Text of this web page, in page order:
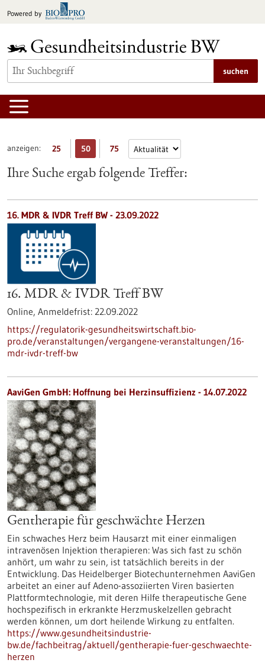
Inhalt
Powered by
suchen
anzeigen: 25 50 75
Ihre Suche ergab folgende Treffer:
16. MDR & IVDR Treff BW - 23.09.2022
16. MDR & IVDR Treff BW
Online, Anmeldefrist: 22.09.2022
https://regulatorik-gesundheitswirtschaft.bio-
pro.de/veranstaltungen/vergangene-veranstaltungen/16-
mdr-ivdr-treff-bw
AaviGen GmbH: Hoffnung bei Herzinsuffizienz - 14.07.2022
Gentherapie für geschwächte Herzen
Ein schwaches Herz beim Hausarzt mit einer einmaligen
intravenösen Injektion therapieren: Was sich fast zu schön
anhört, um wahr zu sein, ist tatsächlich bereits in der
Entwicklung. Das Heidelberger Biotechunternehmen AaviGen
arbeitet an einer auf Adeno-assoziierten Viren basierten
Plattformtechnologie, mit deren Hilfe therapeutische Gene
hochspezifisch in erkrankte Herzmuskelzellen gebracht
werden können, um dort heilende Wirkung zu entfalten.
https://www.gesundheitsindustrie-
bw.de/fachbeitrag/aktuell/gentherapie-fuer-geschwaechte-
herzen